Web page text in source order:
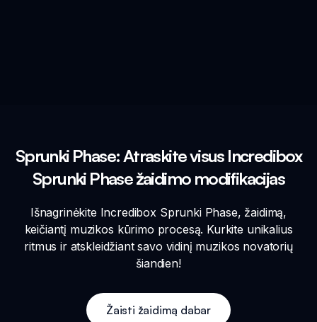
Sprunki Phase: Atraskite visus Incredibox
Sprunki Phase žaidimo modifikacijas
Išnagrinėkite Incredibox Sprunki Phase, žaidimą,
keičiantį muzikos kūrimo procesą. Kurkite unikalius
ritmus ir atskleidžiant savo vidinį muzikos novatorių
šiandien!
Žaisti žaidimą dabar